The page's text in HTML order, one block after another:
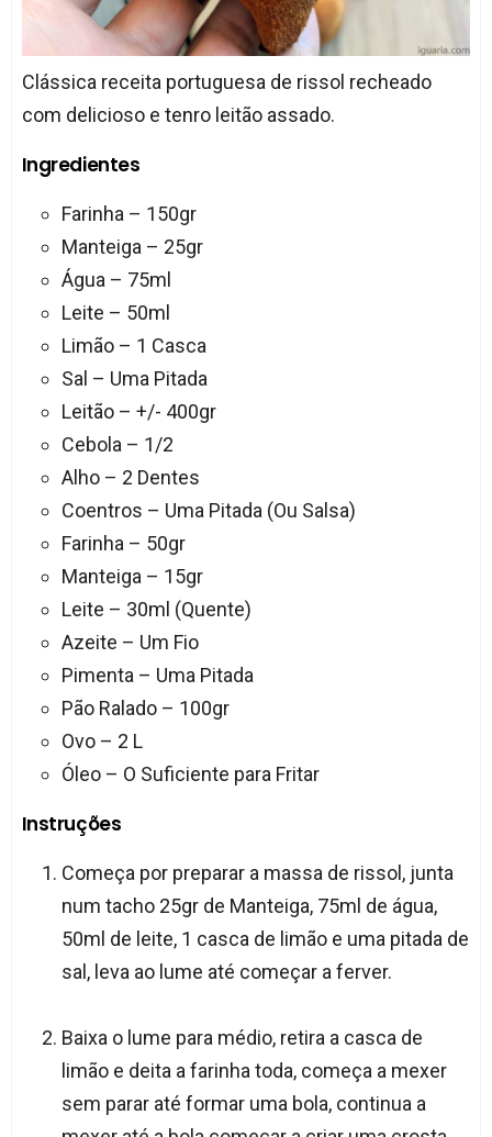
Clássica receita portuguesa de rissol recheado
com delicioso e tenro leitão assado.
Ingredientes
Farinha – 150gr
Manteiga – 25gr
Água – 75ml
Leite – 50ml
Limão – 1 Casca
Sal – Uma Pitada
Leitão – +/- 400gr
Cebola – 1/2
Alho – 2 Dentes
Coentros – Uma Pitada (Ou Salsa)
Farinha – 50gr
Manteiga – 15gr
Leite – 30ml (Quente)
Azeite – Um Fio
Pimenta – Uma Pitada
Pão Ralado – 100gr
Ovo – 2 L
Óleo – O Suficiente para Fritar
Instruções
Começa por preparar a massa de rissol, junta
num tacho 25gr de Manteiga, 75ml de água,
50ml de leite, 1 casca de limão e uma pitada de
sal, leva ao lume até começar a ferver.
Baixa o lume para médio, retira a casca de
limão e deita a farinha toda, começa a mexer
sem parar até formar uma bola, continua a